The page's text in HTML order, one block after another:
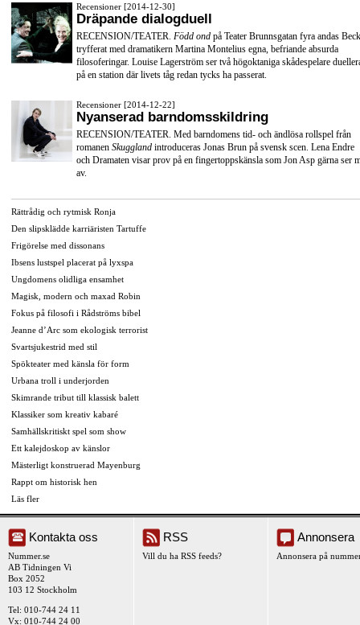
Recensioner [2014-12-30]
Dräpande dialogduell
RECENSION/TEATER. Född ond på Teater Brunnsgatan fyra andas
tryfferat med dramatikern Martina Montelius egna, befriande absurda
filosoferingar. Louise Lagerström ser två högoktaniga skådespelare
på en station där livets tåg redan tycks ha passerat.
Recensioner [2014-12-22]
Nyanserad barndomsskildring
RECENSION/TEATER. Med barndomens tid- och ändlösa rollspel från
romanen Skuggland introduceras Jonas Brun på svensk scen. Lena Endre
och Dramaten visar prov på en fingertoppskänsla som Jon Asp gärna ser
av.
Rättrådig och rytmisk Ronja
Den slipsklädde karriäristen Tartuffe
Frigörelse med dissonans
Ibsens lustspel placerat på lyxspa
Ungdomens olidliga ensamhet
Magisk, modern och maxad Robin
Fokus på filosofi i Rådströms bibel
Jeanne d’Arc som ekologisk terrorist
Svartsjukestrid med stil
Spökteater med känsla för form
Urbana troll i underjorden
Skimrande tribut till klassisk balett
Klassiker som kreativ kabaré
Samhällskritiskt spel som show
Ett kalejdoskop av känslor
Mästerligt konstruerad Mayenburg
Rappt om historisk hen
Läs fler
Kontakta oss
Nummer.se
AB Tidningen Vi
Box 2052
103 12 Stockholm
Tel: 010-744 24 11
Vx: 010-744 24 00
RSS
Vill du ha RSS feeds?
Annonsera
Annonsera på